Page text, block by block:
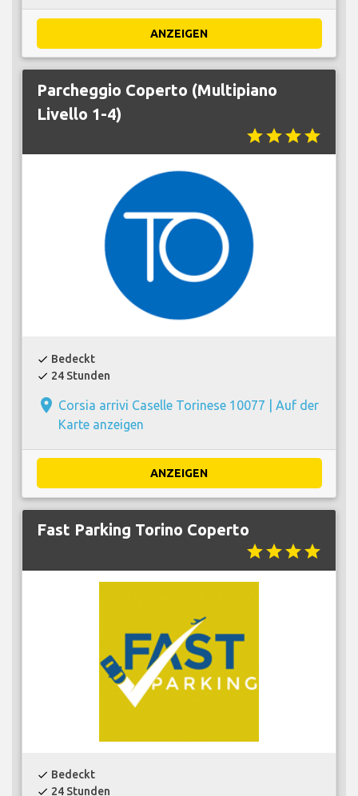
ANZEIGEN
Parcheggio Coperto (Multipiano
Livello 1-4)
starstarstarstar
check Bedeckt
check 24 Stunden
place Corsia arrivi Caselle Torinese 10077 | Auf der
Karte anzeigen
ANZEIGEN
Fast Parking Torino Coperto
starstarstarstar
check Bedeckt
check 24 Stunden